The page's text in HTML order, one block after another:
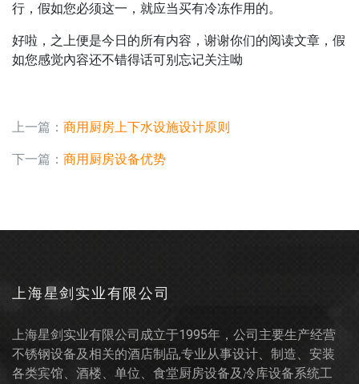
行，假如您必须这一，就应当买有冷冻作用的。
好啦，之上便是今日的所有内容，谢谢你们的阅读文章，假
如您感觉內容还不错得话可别忘记关注呦
上一篇： 商用厨房上下水设施设计原则
下一篇： 商用厨房设备优势
上海星剑实业有限公司
上海星剑实业有限公司成立于1995年，公司主要生产经营
不锈钢设备及相关的酒店制品,专业从事设计、制造、安装
各类宾馆、酒楼、单位、食堂厨房设备及冷库设备系统工